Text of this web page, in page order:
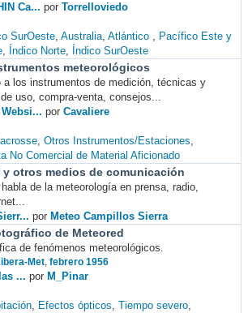
Ca... por Torrelloviedo
SurOeste Australia Atlántico
Pacífico Este y
Índico Norte Índico SurOeste
meteorológicos
a los instrumentos de medición, técnicas y
uso, compra-venta, consejos...
por Cavaliere
Otros Instrumentos/Estaciones
No Comercial de Material Aficionado
y otros medios de comunicación
de la meteorología en prensa, radio,
por Meteo Campillos Sierra
de Meteored
de fenómenos meteorológicos.
Met, febrero 1956
... por M_Pinar
Efectos ópticos Tiempo severo